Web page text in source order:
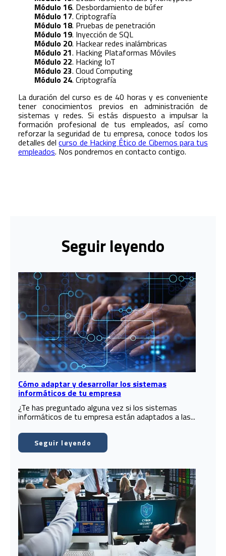
Módulo 16. Desbordamiento de búfer
Módulo 17. Criptografía
Módulo 18. Pruebas de penetración
Módulo 19. Inyección de SQL
Módulo 20. Hackear redes inalámbricas
Módulo 21. Hacking Plataformas Móviles
Módulo 22. Hacking IoT
Módulo 23. Cloud Computing
Módulo 24. Criptografía
La duración del curso es de 40 horas y es conveniente
tener conocimientos previos en administración de
sistemas y redes. Si estás dispuesto a impulsar la
formación profesional de tus empleados, así como
reforzar la seguridad de tu empresa, conoce todos los
detalles delcurso de Hacking Ético de Cibernos para tus
empleados. Nos pondremos en contacto contigo.
Seguir leyendo
Cómo adaptar y desarrollar los sistemas
informáticos de tu empresa
¿Te has preguntado alguna vez si los sistemas
informáticos de tu empresa están adaptados a las...
Seguir leyendo